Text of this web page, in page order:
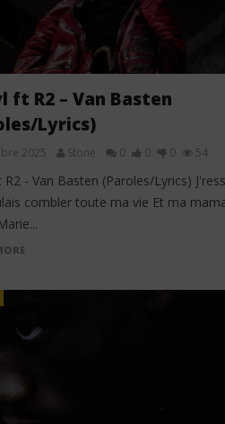
ft R2 – Van Basten
Lyrics)
2025 Stone 0 0 0 54
R2 - Van Basten (Paroles/Lyrics)
combler toute ma vie Et ma